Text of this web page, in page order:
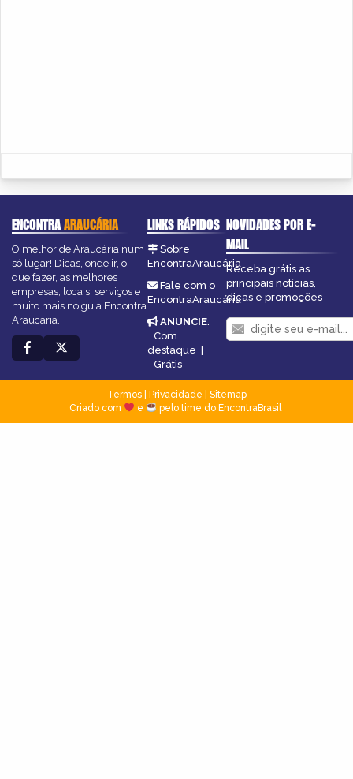
ENCONTRAARAUCÁRIA
O melhor de Araucária num
só lugar! Dicas, onde ir, o
que fazer, as melhores
empresas, locais, serviços e
muito mais no guia Encontra
Araucária.
LINKS RÁPIDOS
Sobre
EncontraAraucária
Fale com o
EncontraAraucária
ANUNCIE:
Com
destaque |
Grátis
NOVIDADES POR E-
MAIL
Receba grátis as
principais notícias,
dicas e promoções
Termos| Privacidade
Sitemap
Criado com
e pelo time do EncontraBrasil